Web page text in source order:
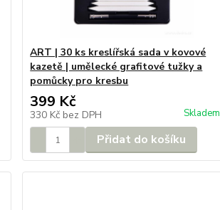
ART | 30 ks kreslířská sada v kovové
kazetě | umělecké grafitové tužky a
pomůcky pro kresbu
399 Kč
330 Kč bez DPH Skladem
Přidat do košíku